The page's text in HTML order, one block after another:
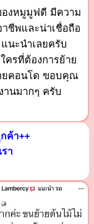
องหมูมูฟดี มีความ
าชีพและน่าเชื่อถือ
นะนำเลยครับ
ครที่ต้องการย้าย
ยคอนโด ขอบคุณ
านมากๆ ครับ
ค้า++
า